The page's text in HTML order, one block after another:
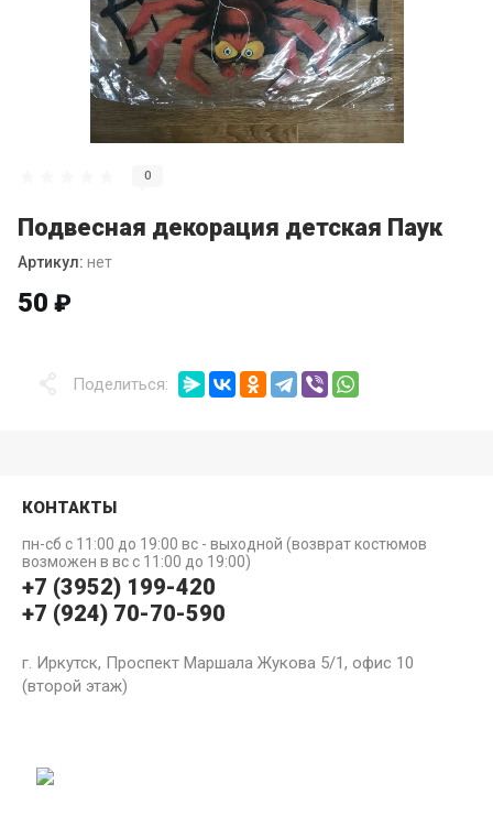
0
Подвесная декорация детская Паук
Артикул: нет
50 ₽
Поделиться:
КОНТАКТЫ
пн-сб с 11:00 до 19:00 вс - выходной (возврат костюмов
возможен в вс с 11:00 до 19:00)
+7 (3952) 199-420
+7 (924) 70-70-590
г. Иркутск, Проспект Маршала Жукова 5/1, офис 10
(второй этаж)